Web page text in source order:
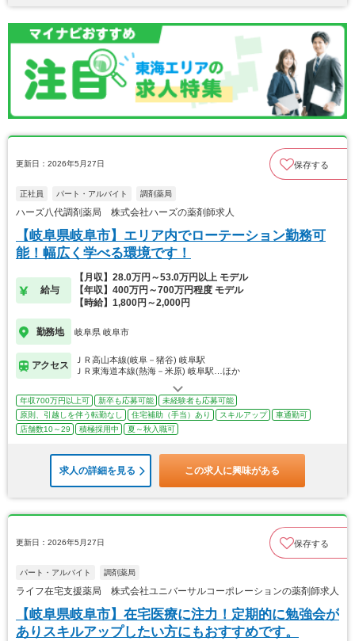
更新日：2026年5月27日 保存する
正社員 パート・アルバイト 調剤薬局
ハーズ八代調剤薬局 株式会社ハーズの薬剤師求人
【岐阜県岐阜市】エリア内でローテーション勤務可
能！幅広く学べる環境です！
給与
【月収】28.0万円～53.0万円以上 モデル
【年収】400万円～700万円程度 モデル
【時給】1,800円～2,000円
勤務地 岐阜県 岐阜市
アクセス
ＪＲ高山本線(岐阜－猪谷) 岐阜駅
ＪＲ東海道本線(熱海－米原) 岐阜駅…ほか
年収700万円以上可 新卒も応募可能
未経験者も応募可能
原則、引越しを伴う転勤なし
住宅補助（手当）あり スキルアップ
車通勤可
店舗数10～29
積極採用中 夏～秋入職可
求人の詳細を見る この求人に興味がある
更新日：2026年5月27日 保存する
パート・アルバイト 調剤薬局
ライフ在宅支援薬局 株式会社ユニバーサルコーポレーションの薬剤師求人
【岐阜県岐阜市】在宅医療に注力！定期的に勉強会が
ありスキルアップしたい方にもおすすめです。